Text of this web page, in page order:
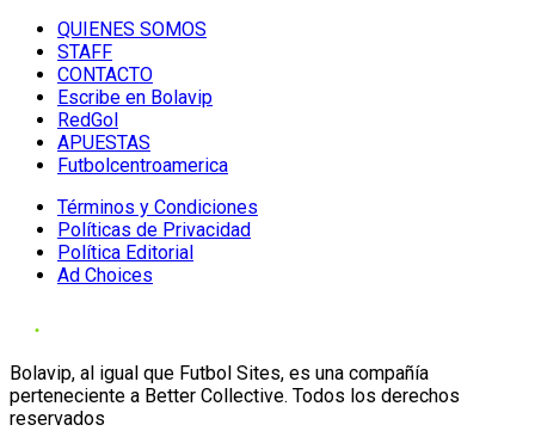
QUIENES SOMOS
STAFF
CONTACTO
Escribe en Bolavip
RedGol
APUESTAS
Futbolcentroamerica
Términos y Condiciones
Políticas de Privacidad
Política Editorial
Ad Choices
Bolavip, al igual que Futbol Sites, es una compañía
perteneciente a Better Collective. Todos los derechos
reservados